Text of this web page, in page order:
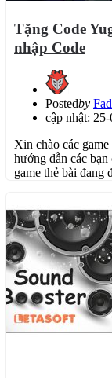
Tặng Code
nhập Code
Postedby
cập nhật:
Xin chào các
hướng dẫn các
game thẻ bài